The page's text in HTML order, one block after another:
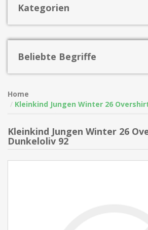
Kategorien
Beliebte Begriffe
Home
Kleinkind Jungen Winter 26
Kleinkind Jungen Winter 26
Dunkeloliv 92